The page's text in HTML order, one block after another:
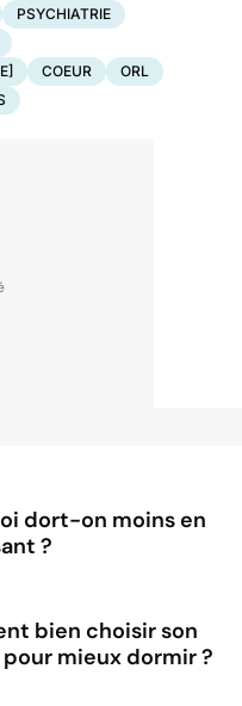
PSYCHIATRIE
COEUR
ORL
dort-on moins en
?
bien choisir son
mieux dormir ?